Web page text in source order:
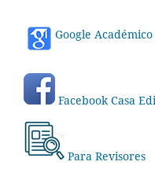
Google Académico
Facebook Casa
Para Revisores